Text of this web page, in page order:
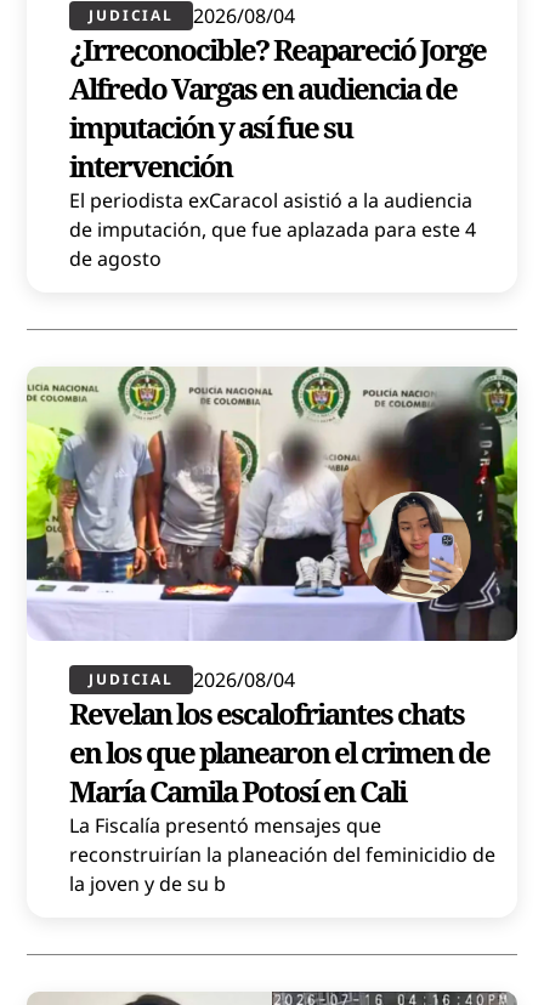
JUDICIAL 2026/08/04
¿Irreconocible? Reapareció Jorge
Alfredo Vargas en audiencia de
imputación y así fue su
intervención
El periodista exCaracol asistió a la audiencia
de imputación, que fue aplazada para este 4
de agosto
JUDICIAL 2026/08/04
Revelan los escalofriantes chats
en los que planearon el crimen de
María Camila Potosí en Cali
La Fiscalía presentó mensajes que
reconstruirían la planeación del feminicidio de
la joven y de su b